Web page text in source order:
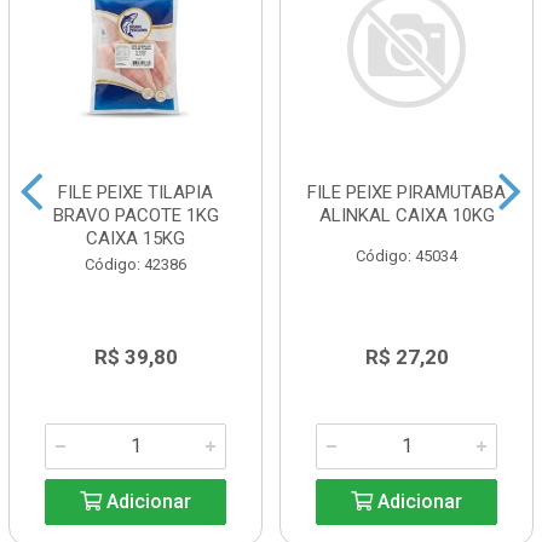
FILE PEIXE TILAPIA
BRAVO PACOTE 1KG
CAIXA 15KG
Código: 42386
R$ 39,80
Adicionar
FILE PEIXE PIRAMUTABA
ALINKAL CAIXA 10KG
Código: 45034
R$ 27,20
Adicionar